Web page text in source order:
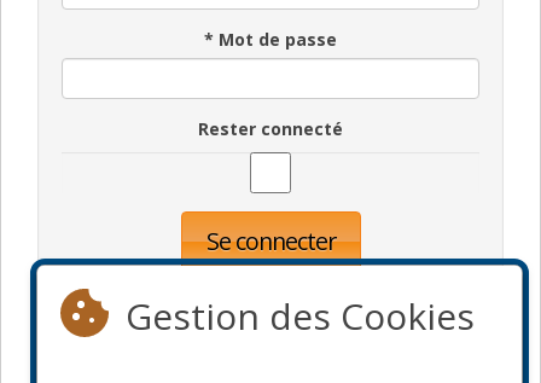
* Mot de passe
Rester connecté
Se connecter
Gestion des Cookies